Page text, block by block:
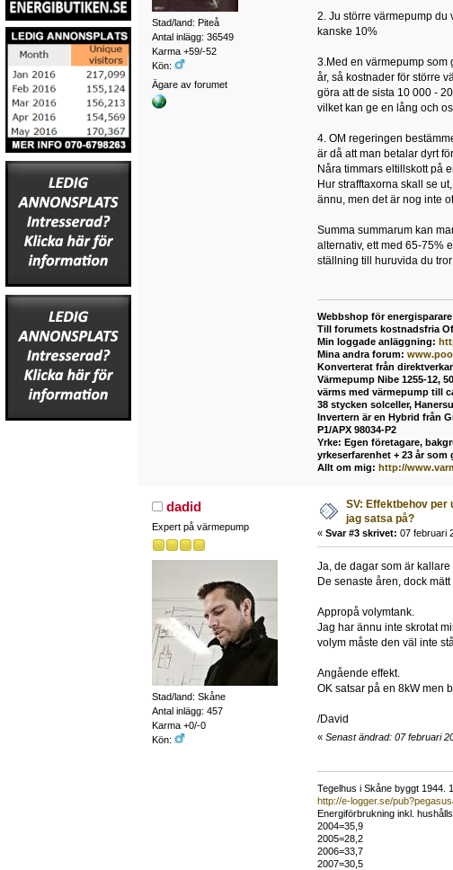
Stad/land: Piteå
Antal inlägg: 36549
Karma +59/-52
Kön:
Ägare av forumet
2. Ju större värmepump du
kanske 10%
3.Med en värmepump som
år, så kostnader för större
göra att de sista 10 000 -
vilket kan ge en lång och
4. OM regeringen
är då att man betalar dyrt
Nåra timmars eltillskott på
Hur strafftaxorna skall se
ännu, men det är nog inte
Summa summarum kan
alternativ, ett med 65-75%
ställning till huruvida du
Webbshop för
Till forumets kostnadsfria
Min loggade anläggning:
Mina andra forum:
Konverterat från
Värmepump Nibe 1255-12,
värms med värmepump till
38 stycken solceller,
Invertern är en Hybrid från
P1/APX 98034-P2
Yrke: Egen företagare,
yrkeserfarenhet + 23 år
Allt om mig: http://
dadid
Expert på värmepump
Stad/land: Skåne
Antal inlägg: 457
Karma +0/-0
Kön:
SV: Effektbehov per
jag satsa på?
« Svar #3 skrivet: 07 februari
Ja, de dagar som är
De senaste åren, dock mätt
Appropå volymtank.
Jag har ännu inte skrotat
volym måste den väl inte
Angående effekt.
OK satsar på en 8kW men
/David
« Senast ändrad: 07 februari
Tegelhus i Skåne byggt 1944.
http://e-logger.se/
Energiförbrukning inkl.
2004=35,9
2005=28,2
2006=33,7
2007=30,5